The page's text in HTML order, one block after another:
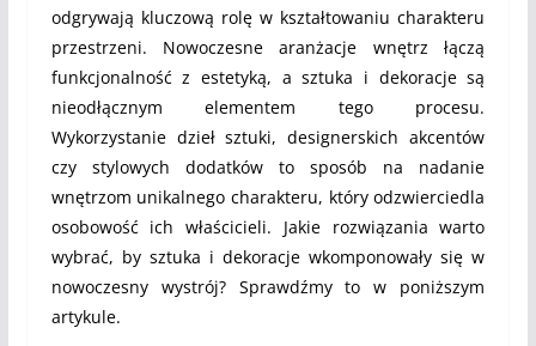
odgrywają kluczową rolę w kształtowaniu charakteru
przestrzeni. Nowoczesne aranżacje wnętrz łączą
funkcjonalność z estetyką, a sztuka i dekoracje są
nieodłącznym elementem tego procesu.
Wykorzystanie dzieł sztuki, designerskich akcentów
czy stylowych dodatków to sposób na nadanie
wnętrzom unikalnego charakteru, który odzwierciedla
osobowość ich właścicieli. Jakie rozwiązania warto
wybrać, by sztuka i dekoracje wkomponowały się w
nowoczesny wystrój? Sprawdźmy to w poniższym
artykule.